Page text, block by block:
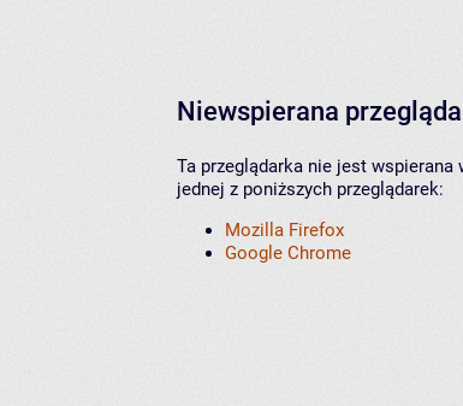
Niewspierana
Ta przeglądarka nie jest
jednej z poniższych przeglądarek:
Mozilla Firefox
Google Chrome